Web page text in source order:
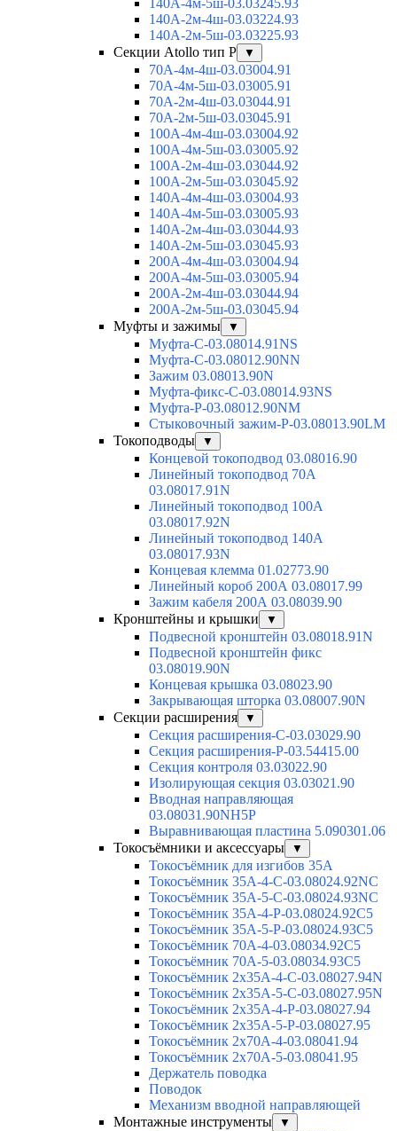
140А-4м-5ш-03.03245.93
140А-2м-4ш-03.03224.93
140А-2м-5ш-03.03225.93
Секции Atollo тип Р
▼
70А-4м-4ш-03.03004.91
70А-4м-5ш-03.03005.91
70А-2м-4ш-03.03044.91
70А-2м-5ш-03.03045.91
100А-4м-4ш-03.03004.92
100А-4м-5ш-03.03005.92
100А-2м-4ш-03.03044.92
100А-2м-5ш-03.03045.92
140А-4м-4ш-03.03004.93
140А-4м-5ш-03.03005.93
140А-2м-4ш-03.03044.93
140А-2м-5ш-03.03045.93
200А-4м-4ш-03.03004.94
200А-4м-5ш-03.03005.94
200А-2м-4ш-03.03044.94
200А-2м-5ш-03.03045.94
Муфты и зажимы
▼
Муфта-С-03.08014.91NS
Муфта-С-03.08012.90NN
Зажим 03.08013.90N
Муфта-фикс-С-03.08014.93NS
Муфта-Р-03.08012.90NM
Стыковочный зажим-Р-03.08013.90LM
Токоподводы
▼
Концевой токоподвод 03.08016.90
Линейный токоподвод 70А
03.08017.91N
Линейный токоподвод 100А
03.08017.92N
Линейный токоподвод 140А
03.08017.93N
Концевая клемма 01.02773.90
Линейный короб 200А 03.08017.99
Зажим кабеля 200А 03.08039.90
Кронштейны и крышки
▼
Подвесной кронштейн 03.08018.91N
Подвесной кронштейн фикс
03.08019.90N
Концевая крышка 03.08023.90
Закрывающая шторка 03.08007.90N
Секции расширения
▼
Секция расширения-С-03.03029.90
Секция расширения-Р-03.54415.00
Секция контроля 03.03022.90
Изолирующая секция 03.03021.90
Вводная направляющая
03.08031.90NH5P
Выравнивающая пластина 5.090301.06
Токосъёмники и аксессуары
▼
Токосъёмник для изгибов 35А
Токосъёмник 35А-4-С-03.08024.92NC
Токосъёмник 35А-5-С-03.08024.93NC
Токосъёмник 35А-4-Р-03.08024.92C5
Токосъёмник 35А-5-Р-03.08024.93C5
Токосъёмник 70А-4-03.08034.92C5
Токосъёмник 70А-5-03.08034.93C5
Токосъёмник 2х35А-4-С-03.08027.94N
Токосъёмник 2х35А-5-С-03.08027.95N
Токосъёмник 2х35А-4-Р-03.08027.94
Токосъёмник 2х35А-5-Р-03.08027.95
Токосъёмник 2х70А-4-03.08041.94
Токосъёмник 2х70А-5-03.08041.95
Держатель поводка
Поводок
Механизм вводной направляющей
Монтажные инструменты
▼